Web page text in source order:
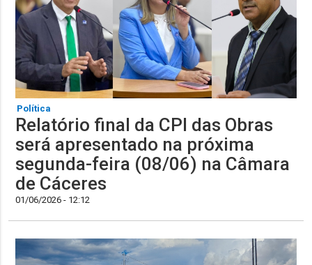
Política
Relatório final da CPI das Obras
será apresentado na próxima
segunda-feira (08/06) na Câmara
de Cáceres
01/06/2026 - 12:12